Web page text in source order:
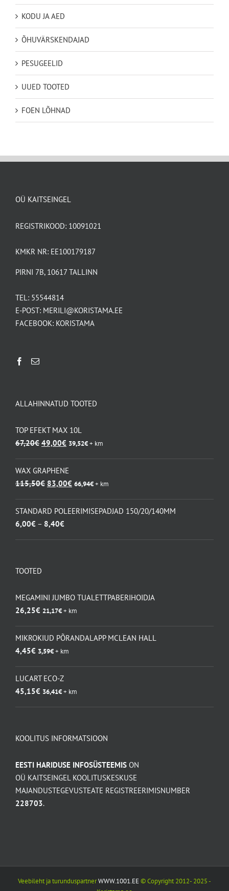
KODU JA AED
ÕHUVÄRSKENDAJAD
PESUGEELID
UUED TOOTED
FOEN LÕHNAD
OÜ KAITSEINGEL
REGISTRIKOOD: 10091021
KMKR NR: EE100179187
PIRNI 7B, 10617 TALLINN
TEL: 55544814
E-POST: MERILI@KORISTAMA.EE
FACEBOOK: KORISTAMA
ALLAHINNATUD TOOTED
TOP EFEKT MAX 10L
67,20€ Algne
oli:
67,20€.
49,00€Praegune
on:
49,00€.
39,52€+ km
WAX GRAPHENE
115,50€ Algne
oli:
115,50€.
83,00€Praegune
on:
66,94€+ km
STANDARD POLEERIMISEPADJAD 150/20/140MM
6,00€ – 8,40€Hinnavahemik:
TOOTED
MEGAMINI JUMBO TUALETTPABERIHOIDJA
26,25€ 21,17€+ km
MIKROKIUD PÕRANDALAPP MCLEAN HALL
4,45€ 3,59€+ km
LUCART ECO-Z
45,15€ 36,41€+ km
KOOLITUS INFORMATSIOON
EESTI HARIDUSE INFOSÜSTEEMIS ON
OÜ KAITSEINGEL KOOLITUSKESKUSE
MAJANDUSTEGEVUSTEATE REGISTREERIMISNUMBER
228703.
Veebileht ja turunduspartnerWWW.1001.EE© Copyright 2012- 2025 -